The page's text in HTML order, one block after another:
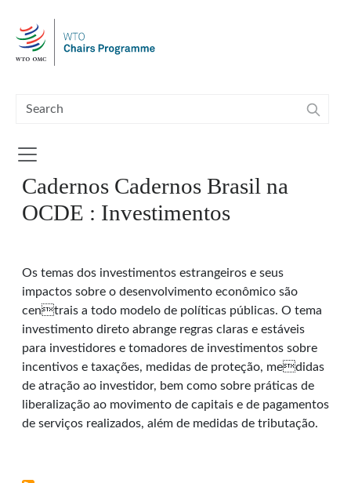
Cadernos Cadernos Brasil na
OCDE : Investimentos
Os temas dos investimentos estrangeiros e seus
impactos sobre o desenvolvimento econômico são
centrais a todo modelo de políticas públicas. O tema
investimento direto abrange regras claras e estáveis
para investidores e tomadores de investimentos sobre
incentivos e taxações, medidas de proteção, medidas
de atração ao investidor, bem como sobre práticas de
liberalização ao movimento de capitais e de pagamentos
de serviços realizados, além de medidas de tributação.